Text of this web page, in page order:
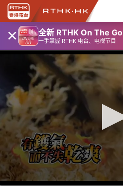
× 全新 RTHK On The Go
一手掌握 RTHK 电台、电视节目
0